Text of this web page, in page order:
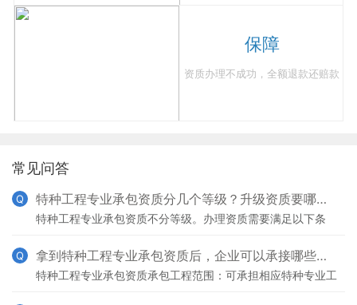
保障
资质办理不成功，全额退款还赔款
常见问答
特种工程专业承包资质分几个等级？升级资质要哪些条件？
特种工程专业承包资质不分等级。办理资质需要满足以下条
负责人具有5年以上从事工程施工技术管理工作经历，且具
Q
拿到特种工程专业承包资质后，企业可以承接哪些工程项目？
特种工程专业承包资质承包工程范围：可承担相应特种专业工
Q